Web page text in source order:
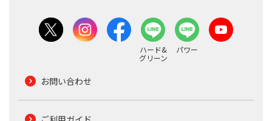
ハード&
グリーン
パワー
お問い合わせ